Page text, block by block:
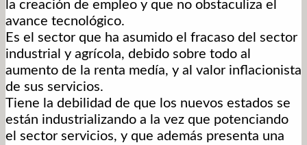
la creación de empleo y que no obstaculiza el
avance tecnológico.
Es el sector que ha asumido el fracaso del sector
industrial y agrícola, debido sobre todo al
aumento de la renta medía, y al valor inflacionista
de sus servicios.
Tiene la debilidad de que los nuevos estados se
están industrializando a la vez que potenciando
el sector servicios, y que además presenta una